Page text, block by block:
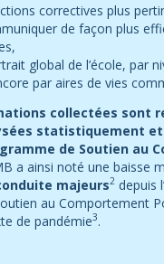
correctives plus
de façon plus
global de l’école, par
par aires de vies
collectées sont
statistiquement
de Soutien au
a ainsi noté une baisse
majeurs2 depuis
au Comportement
de pandémie3.